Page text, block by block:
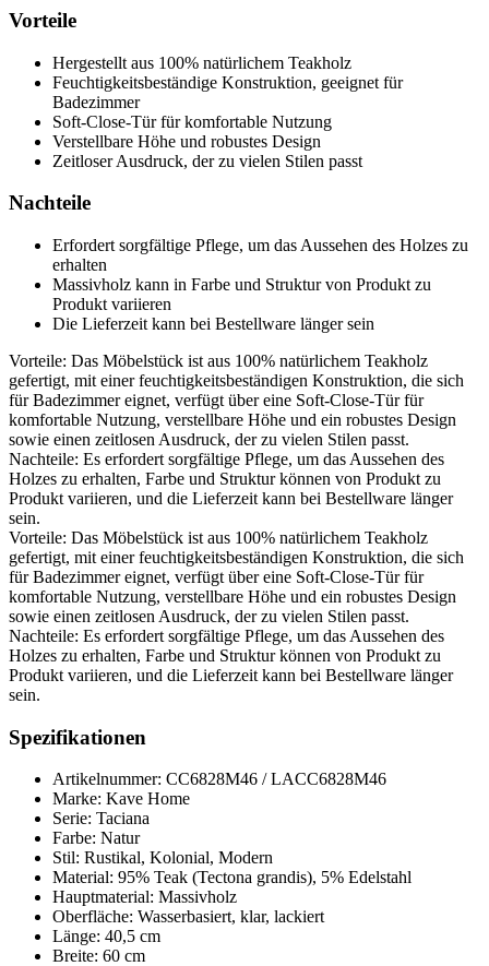
Vorteile
Hergestellt aus 100% natürlichem Teakholz
Feuchtigkeitsbeständige Konstruktion, geeignet für
Badezimmer
Soft-Close-Tür für komfortable Nutzung
Verstellbare Höhe und robustes Design
Zeitloser Ausdruck, der zu vielen Stilen passt
Nachteile
Erfordert sorgfältige Pflege, um das Aussehen des Holzes zu
erhalten
Massivholz kann in Farbe und Struktur von Produkt zu
Produkt variieren
Die Lieferzeit kann bei Bestellware länger sein
Vorteile: Das Möbelstück ist aus 100% natürlichem Teakholz
gefertigt, mit einer feuchtigkeitsbeständigen Konstruktion, die sich
für Badezimmer eignet, verfügt über eine Soft-Close-Tür für
komfortable Nutzung, verstellbare Höhe und ein robustes Design
sowie einen zeitlosen Ausdruck, der zu vielen Stilen passt.
Nachteile: Es erfordert sorgfältige Pflege, um das Aussehen des
Holzes zu erhalten, Farbe und Struktur können von Produkt zu
Produkt variieren, und die Lieferzeit kann bei Bestellware länger
sein.
Vorteile: Das Möbelstück ist aus 100% natürlichem Teakholz
gefertigt, mit einer feuchtigkeitsbeständigen Konstruktion, die sich
für Badezimmer eignet, verfügt über eine Soft-Close-Tür für
komfortable Nutzung, verstellbare Höhe und ein robustes Design
sowie einen zeitlosen Ausdruck, der zu vielen Stilen passt.
Nachteile: Es erfordert sorgfältige Pflege, um das Aussehen des
Holzes zu erhalten, Farbe und Struktur können von Produkt zu
Produkt variieren, und die Lieferzeit kann bei Bestellware länger
sein.
Spezifikationen
Artikelnummer: CC6828M46 / LACC6828M46
Marke: Kave Home
Serie: Taciana
Farbe: Natur
Stil: Rustikal, Kolonial, Modern
Material: 95% Teak (Tectona grandis), 5% Edelstahl
Hauptmaterial: Massivholz
Oberfläche: Wasserbasiert, klar, lackiert
Länge: 40,5 cm
Breite: 60 cm